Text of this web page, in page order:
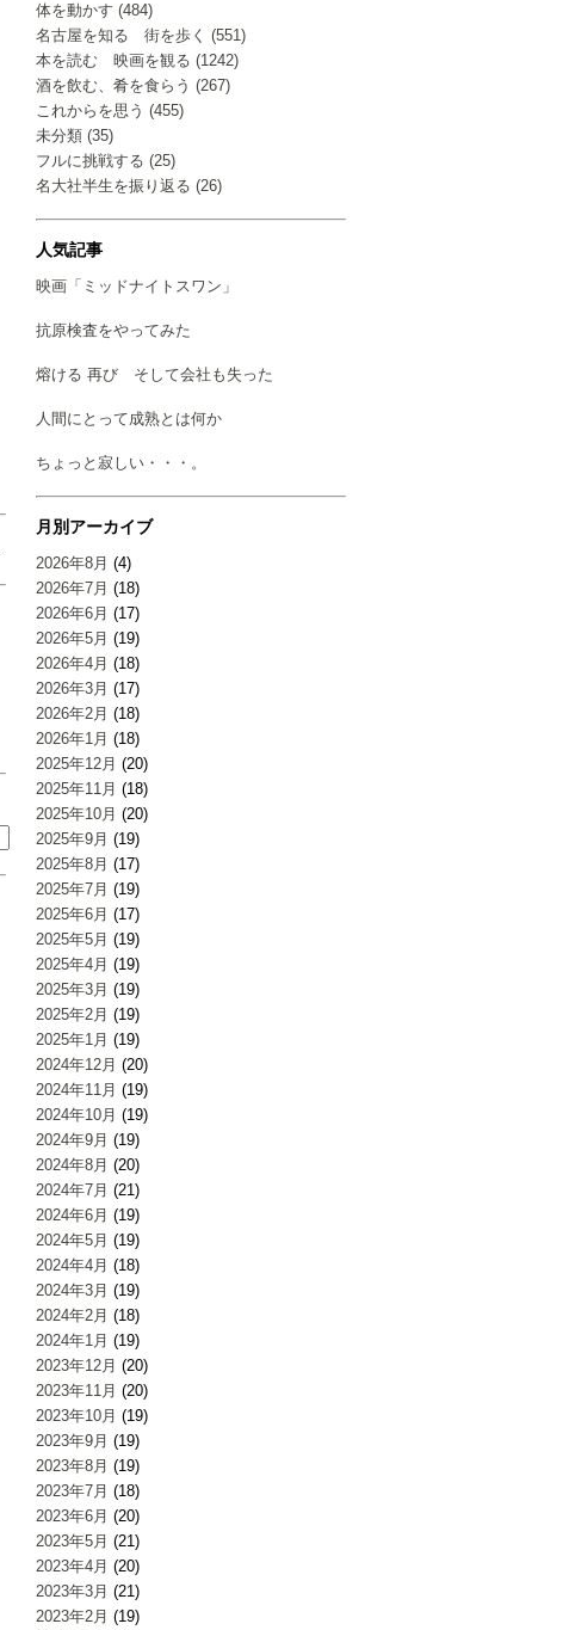
体を動かす (484)
名古屋を知る 街を歩く (551)
本を読む 映画を観る (1242)
酒を飲む、肴を食らう (267)
これからを思う (455)
未分類 (35)
フルに挑戦する (25)
名大社半生を振り返る (26)
人気記事
映画「ミッドナイトスワン」
抗原検査をやってみた
熔ける 再び そして会社も失った
人間にとって成熟とは何か
ちょっと寂しい・・・。
月別アーカイブ
2026年8月 (4)
2026年7月 (18)
2026年6月 (17)
2026年5月 (19)
2026年4月 (18)
2026年3月 (17)
2026年2月 (18)
2026年1月 (18)
2025年12月 (20)
2025年11月 (18)
2025年10月 (20)
2025年9月 (19)
2025年8月 (17)
2025年7月 (19)
2025年6月 (17)
2025年5月 (19)
2025年4月 (19)
2025年3月 (19)
2025年2月 (19)
2025年1月 (19)
2024年12月 (20)
2024年11月 (19)
2024年10月 (19)
2024年9月 (19)
2024年8月 (20)
2024年7月 (21)
2024年6月 (19)
2024年5月 (19)
2024年4月 (18)
2024年3月 (19)
2024年2月 (18)
2024年1月 (19)
2023年12月 (20)
2023年11月 (20)
2023年10月 (19)
2023年9月 (19)
2023年8月 (19)
2023年7月 (18)
2023年6月 (20)
2023年5月 (21)
2023年4月 (20)
2023年3月 (21)
2023年2月 (19)